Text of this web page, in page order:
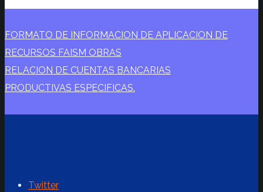
FORMATO DE INFORMACION DE APLICACION DE
RECURSOS FAISM OBRAS
RELACION DE CUENTAS BANCARIAS
PRODUCTIVAS ESPECIFICAS.
Twitter